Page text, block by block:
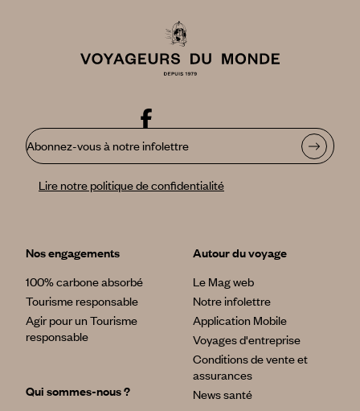
Abonnez-vous à notre infolettre
Lire notre politique de confidentialité
Nos engagements
100% carbone absorbé
Tourisme responsable
Agir pour un Tourisme
responsable
Qui sommes-nous ?
Autour du voyage
Le Mag web
Notre infolettre
Application Mobile
Voyages d'entreprise
Conditions de vente et
assurances
News santé